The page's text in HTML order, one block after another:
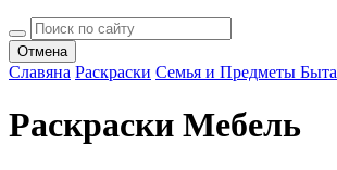
Отмена
Славяна Раскраски Семья и Предметы Быта
Раскраски Мебель